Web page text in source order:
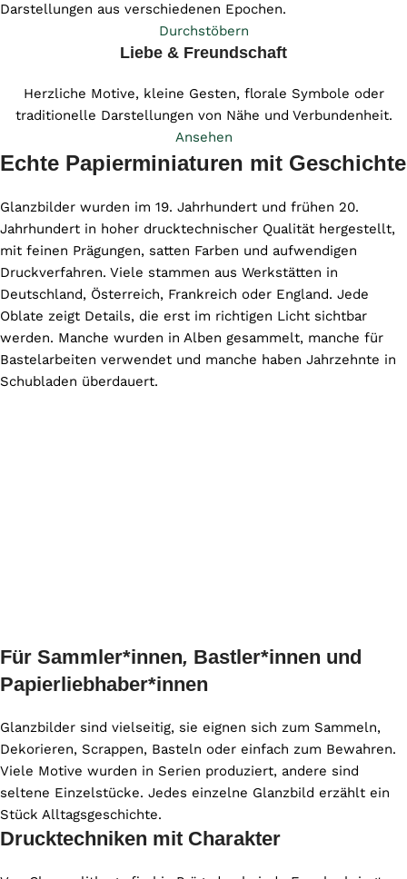
Darstellungen aus verschiedenen Epochen.
Durchstöbern
Liebe & Freundschaft
Herzliche Motive, kleine Gesten, florale Symbole oder
traditionelle Darstellungen von Nähe und Verbundenheit.
Ansehen
Echte Papierminiaturen mit Geschichte
Glanzbilder wurden im 19. Jahrhundert und frühen 20.
Jahrhundert in hoher drucktechnischer Qualität hergestellt,
mit feinen Prägungen, satten Farben und aufwendigen
Druckverfahren. Viele stammen aus Werkstätten in
Deutschland, Österreich, Frankreich oder England. Jede
Oblate zeigt Details, die erst im richtigen Licht sichtbar
werden. Manche wurden in Alben gesammelt, manche für
Bastelarbeiten verwendet und manche haben Jahrzehnte in
Schubladen überdauert.
Für Sammler*innen, Bastler*innen und
Papierliebhaber*innen
Glanzbilder sind vielseitig, sie eignen sich zum Sammeln,
Dekorieren, Scrappen, Basteln oder einfach zum Bewahren.
Viele Motive wurden in Serien produziert, andere sind
seltene Einzelstücke. Jedes einzelne Glanzbild erzählt ein
Stück Alltagsgeschichte.
Drucktechniken mit Charakter